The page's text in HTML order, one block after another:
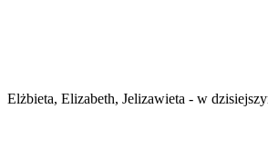
Elżbieta, Elizabeth, Jelizawieta - w